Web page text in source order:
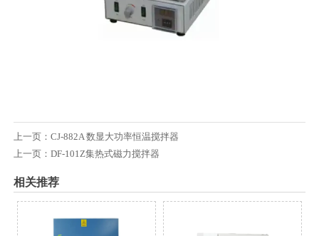
上一页： CJ-882A 数显大功率恒温搅拌器
上一页： DF-101Z集热式磁力搅拌器
相关推荐